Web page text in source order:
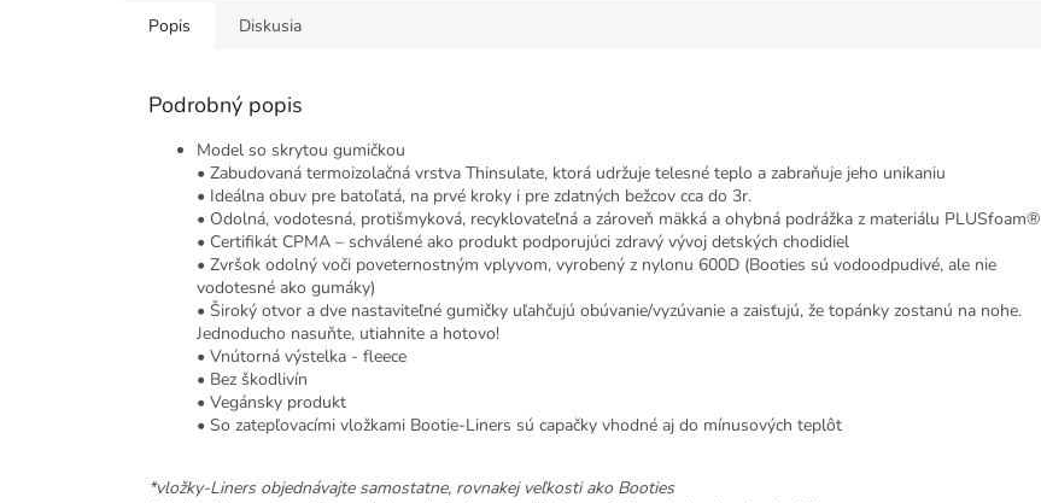
Popis Diskusia
Podrobný popis
Model so skrytou gumičkou
• Zabudovaná termoizolačná vrstva Thinsulate, ktorá udržuje telesné teplo a zabraňuje jeho unikaniu
• Ideálna obuv pre batoľatá, na prvé kroky i pre zdatných bežcov cca do 3r.
• Odolná, vodotesná, protišmyková, recyklovateľná a zároveň mäkká a ohybná podrážka z materiálu PLUSfoam®
• Certifikát CPMA – schválené ako produkt podporujúci zdravý vývoj detských chodidiel
• Zvršok odolný voči poveternostným vplyvom, vyrobený z nylonu 600D (Booties sú vodoodpudivé, ale nie
vodotesné ako gumáky)
• Široký otvor a dve nastaviteľné gumičky uľahčujú obúvanie/vyzúvanie a zaisťujú, že topánky zostanú na nohe.
Jednoducho nasuňte, utiahnite a hotovo!
• Vnútorná výstelka - fleece
• Bez škodlivín
• Vegánsky produkt
• So zatepľovacími vložkami Bootie-Liners sú capačky vhodné aj do mínusových teplôt
*vložky-Liners objednávajte samostatne, rovnakej veľkosti ako Booties